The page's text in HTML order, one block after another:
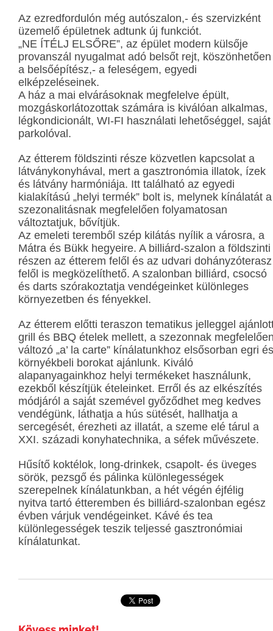
Az ezredfordulón még autószalon,- és szervizként
üzemelő épületnek adtunk új funkciót.
„NE ÍTÉLJ ELSŐRE”, az épület modern külsője
provanszál nyugalmat adó belsőt rejt, köszönhetően
a belsőépítész,- a feleségem, egyedi
elképzeléseinek.
A ház a mai elvárásoknak megfelelve épült,
mozgáskorlátozottak számára is kiválóan alkalmas,
légkondicionált, WI-FI használati lehetőséggel, saját
parkolóval.
Az étterem földszinti része közvetlen kapcsolat a
látványkonyhával, mert a gasztronómia illatok, ízek
és látvány harmóniája. Itt található az egyedi
kialakítású „helyi termék” bolt is, melynek kínálatát a
szezonalitásnak megfelelően folyamatosan
változtatjuk, bővítjük.
Az emeleti teremből szép kilátás nyílik a városra, a
Mátra és Bükk hegyeire. A billiárd-szalon a földszinti
részen az étterem felől és az udvari dohányzóterasz
felől is megközelíthető. A szalonban billiárd, csocsó
és darts szórakoztatja vendégeinket különleges
környezetben és fényekkel.
Az étterem előtti teraszon tematikus jelleggel
grill és BBQ ételek mellett, a szezonnak
változó „a’ la carte” kínálatunkhoz elsősorban egri és
környékbeli borokat ajánlunk. Kiváló
alapanyagainkhoz helyi termékeket használunk,
ezekből készítjük ételeinket. Erről és az elkészítés
módjáról a saját szemével győződhet meg kedves
vendégünk, láthatja a hús sütését, hallhatja a
sercegését, érezheti az illatát, a szeme elé tárul a
XXI. századi konyhatechnika, a séfek művészete.
Hűsítő koktélok, long-drinkek, csapolt- és üveges
sörök, pezsgő és pálinka különlegességek
szerepelnek kínálatunkban, a hét végén éjfélig
nyitva tartó étteremben és billiárd-szalonban egész
évben várjuk vendégeinket. Kávé és tea
különlegességek teszik teljessé gasztronómiai
kínálatunkat.